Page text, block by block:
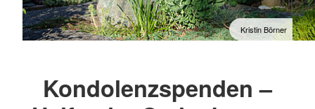
Kristin Börner
Kondolenzspenden –